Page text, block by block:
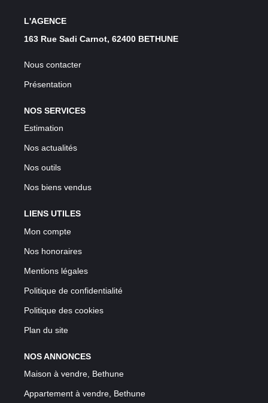
L'AGENCE
163 Rue Sadi Carnot, 62400 BETHUNE
Nous contacter
Présentation
NOS SERVICES
Estimation
Nos actualités
Nos outils
Nos biens vendus
LIENS UTILES
Mon compte
Nos honoraires
Mentions légales
Politique de confidentialité
Politique des cookies
Plan du site
NOS ANNONCES
Maison à vendre, Bethune
Appartement à vendre, Bethune